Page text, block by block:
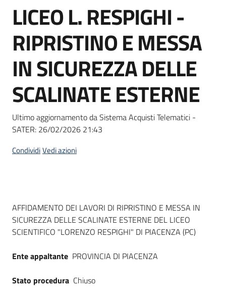
Bandi
e
di
Supporto
Piattaforme
telematiche
English
site
Seguici
Salta al contenuto
LICEO L. RESPIGHI -
RIPRISTINO E MESSA
IN SICUREZZA DELLE
SCALINATE ESTERNE
Ultimo aggiornamento da Sistema Acquisti Telematici -
SATER: 26/02/2026 21:43
CondividiVedi azioni
Dati del bando
AFFIDAMENTO DEI LAVORI DI RIPRISTINO E MESSA IN
SICUREZZA DELLE SCALINATE ESTERNE DEL LICEO
SCIENTIFICO "LORENZO RESPIGHI" DI PIACENZA (PC)
Ente appaltante PROVINCIA DI PIACENZA
Stato procedura Chiuso